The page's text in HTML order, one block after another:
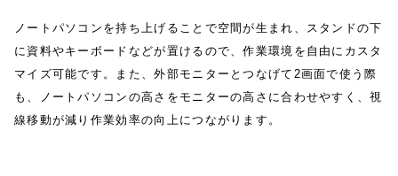
ノートパソコンを持ち上げることで空間が生まれ、スタンドの下
に資料やキーボードなどが置けるので、作業環境を自由にカスタ
マイズ可能です。また、外部モニターとつなげて2画面で使う際
も、ノートパソコンの高さをモニターの高さに合わせやすく、視
線移動が減り作業効率の向上につながります。